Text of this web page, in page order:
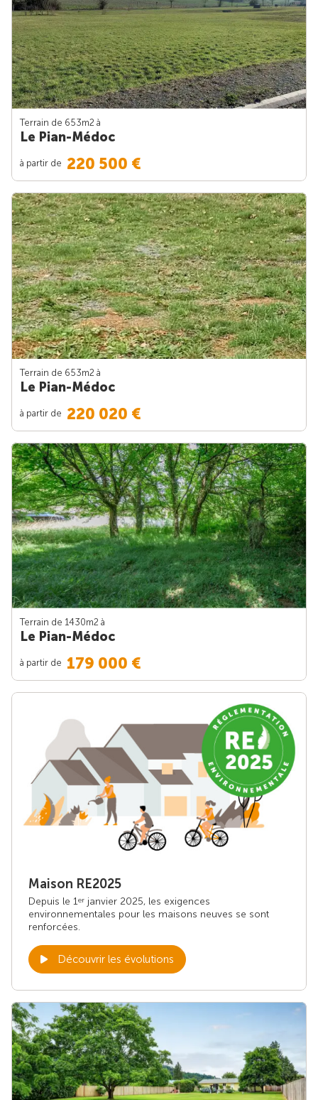
Terrain de 653m2 à
Le Pian-Médoc
à partir de 220 500 €
Terrain de 653m2 à
Le Pian-Médoc
à partir de 220 020 €
Terrain de 1430m2 à
Le Pian-Médoc
à partir de 179 000 €
Maison RE2025
Depuis le 1er janvier 2025, les exigences
environnementales pour les maisons neuves se sont
renforcées.
Découvrir les évolutions